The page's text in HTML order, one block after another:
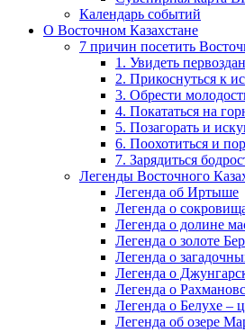
Календарь событий
О Восточном Казахстане
7 причин посетить
1. Увидеть
2. Прикоснуться к
3. Обрести
4. Покататься на
5. Позагорать и
6. Поохотиться и
7. Зарядиться
Легенды Восточного
Легенда об Иртыше
Легенда о
Легенда о долине
Легенда о золоте
Легенда о
Легенда о
Легенда о
Легенда о Белухе –
Легенда об озере